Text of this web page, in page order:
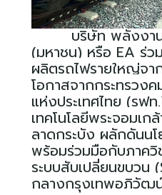
บริษัท พลังงา
(มหาชน) หรือ EA ร่ว
ผลิตรถไฟรายใหญ่จา
โอกาสจากกระทรวง
แห่งประเทศไทย (รฟ
เทคโนโลยีพระจอมเก
ลาดกระบัง ผลักดันนโ
พร้อมร่วมมือกับภาควิ
ระบบสับเปลี่ยนขบวน (
กลางกรุงเทพอภิวัฒ